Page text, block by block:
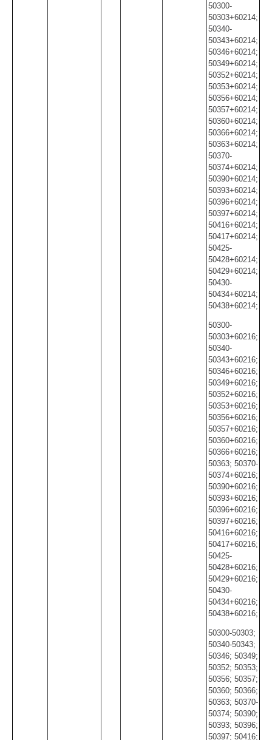
50300-
50303+60214;
50340-
50343+60214;
50346+60214;
50349+60214;
50352+60214;
50353+60214;
50356+60214;
50357+60214;
50360+60214;
50366+60214;
50363+60214;
50370-
50374+60214;
50390+60214;
50393+60214;
50396+60214;
50397+60214;
50416+60214;
50417+60214;
50425-
50428+60214;
50429+60214;
50430-
50434+60214;
50438+60214;
50300-
50303+60216;
50340-
50343+60216;
50346+60216;
50349+60216;
50352+60216;
50353+60216;
50356+60216;
50357+60216;
50360+60216;
50366+60216;
50363; 50370-
50374+60216;
50390+60216;
50393+60216;
50396+60216;
50397+60216;
50416+60216;
50417+60216;
50425-
50428+60216;
50429+60216;
50430-
50434+60216;
50438+60216;
50300-50303;
50340-50343;
50346; 50349;
50352; 50353;
50356; 50357;
50360; 50366;
50363; 50370-
50374; 50390;
50393; 50396;
50397; 50416;